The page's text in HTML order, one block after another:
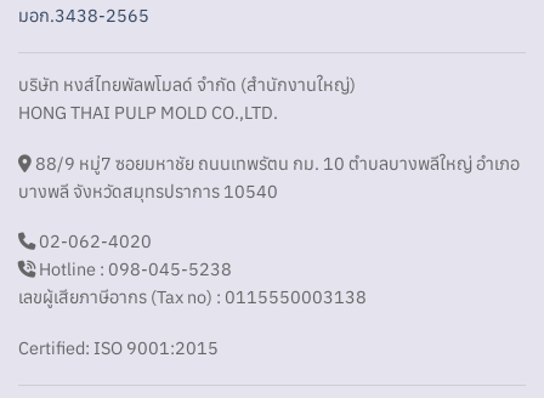
มอก.3438-2565
บริษัท หงส์ไทยพัลพโมลด์ จำกัด (สำนักงานใหญ่)
HONG THAI PULP MOLD CO.,LTD.
88/9 หมู่7 ซอยมหาชัย ถนนเทพรัตน กม. 10 ตำบลบางพลีใหญ่ อำเภอ
บางพลี จังหวัดสมุทรปราการ 10540
02-062-4020
Hotline : 098-045-5238
เลขผู้เสียภาษีอากร (Tax no) : 0115550003138
Certified: ISO 9001:2015